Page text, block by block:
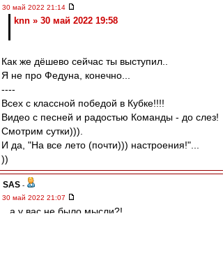
30 май 2022 21:14
knn » 30 май 2022 19:58
Как же дёшево сейчас ты выступил..
Я не про Федуна, конечно...
----
Всех с классной победой в Кубке!!!!
Видео с песней и радостью Команды - до слез!
Смотрим сутки))).
И да, "На все лето (почти))) настроения!"...
))
SAS -
30 май 2022 21:07
...а у вас не было мысли?!,